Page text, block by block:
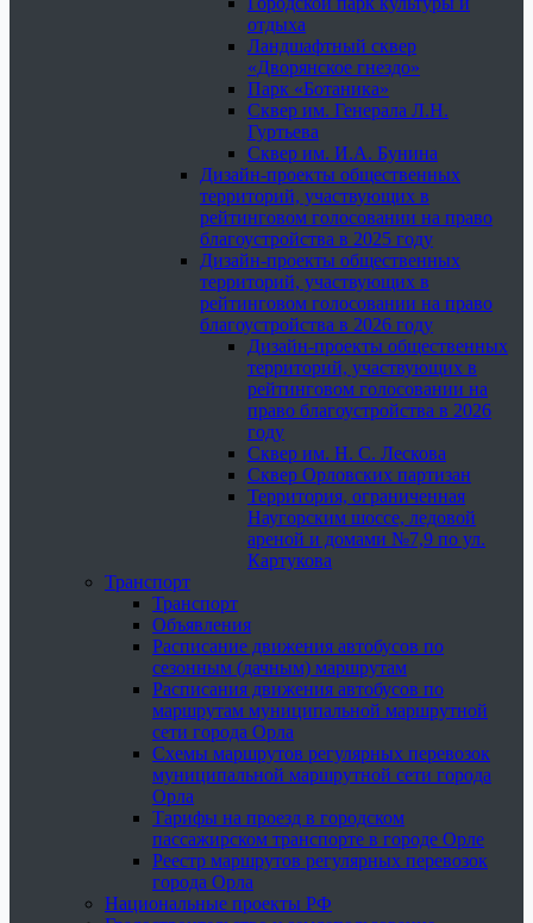
отдыха
Ландшафтный сквер
«Дворянское гнездо»
Парк «Ботаника»
Сквер им. Генерала Л.Н.
Гуртьева
Сквер им. И.А. Бунина
Дизайн-проекты общественных
территорий, участвующих в
рейтинговом голосовании на право
благоустройства в 2025 году
Дизайн-проекты общественных
территорий, участвующих в
рейтинговом голосовании на право
благоустройства в 2026 году
Дизайн-проекты общественных
территорий, участвующих в
рейтинговом голосовании на
право благоустройства в 2026
году
Сквер им. Н. С. Лескова
Сквер Орловских партизан
Территория, ограниченная
Наугорским шоссе, ледовой
ареной и домами №7,9 по ул.
Картукова
Транспорт
Транспорт
Объявления
Расписание движения автобусов по
сезонным (дачным) маршрутам
Расписания движения автобусов по
маршрутам муниципальной маршрутной
сети города Орла
Схемы маршрутов регулярных перевозок
муниципальной маршрутной сети города
Орла
Тарифы на проезд в городском
пассажирском транспорте в городе Орле
Реестр маршрутов регулярных перевозок
города Орла
Национальные проекты РФ